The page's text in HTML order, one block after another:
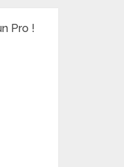
Pro !